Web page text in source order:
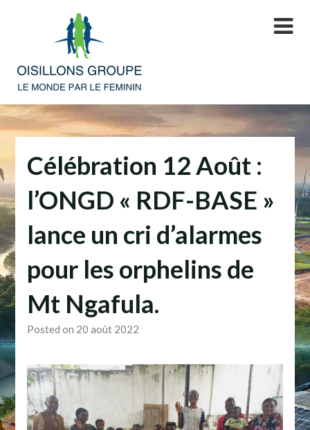
Célébration 12 Août :
l’ONGD « RDF-BASE »
lance un cri d’alarmes
pour les orphelins de
Mt Ngafula.
Posted on 20 août 2022